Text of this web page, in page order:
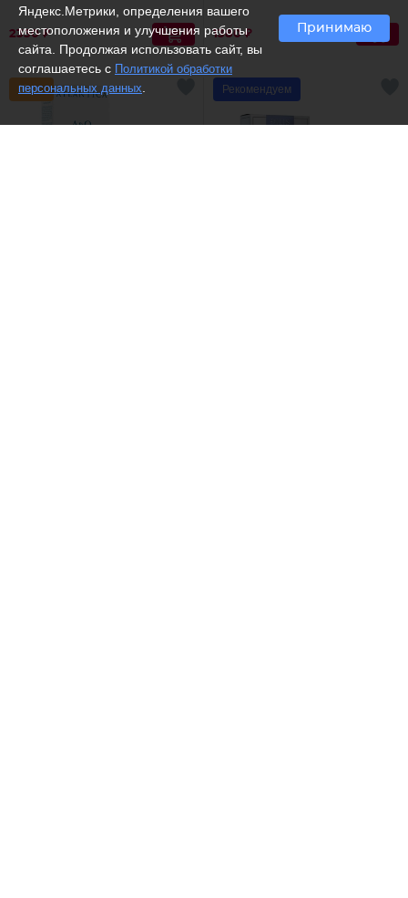
2330 ₽ 1380 ₽
Рекомендуем
Яндекс.Метрики, определения вашего
местоположения и улучшения работы
сайта. Продолжая использовать сайт, вы
соглашаетесь с Политикой обработки
персональных данных
Принимаю